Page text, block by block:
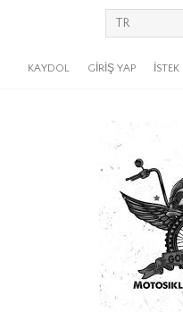
KAYDOL GIRIŞ YAP İSTEK